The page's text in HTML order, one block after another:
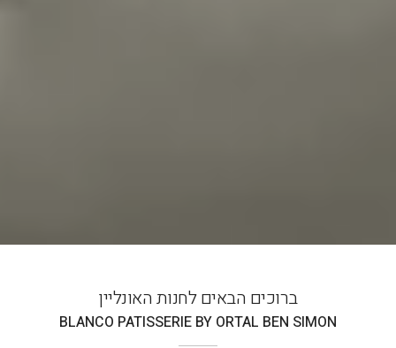
ברוכים הבאים לחנות האונליין
BLANCO PATISSERIE BY ORTAL BEN SIMON